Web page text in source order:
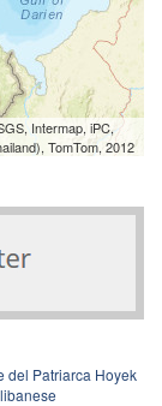
Intermap, iPC,
TomTom, 2012
del Patriarca Hoyek